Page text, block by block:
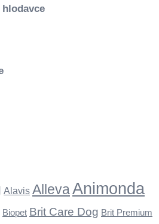
Alavis AllevaAnimonda
Biopet Brit Care Dog Brit Premium